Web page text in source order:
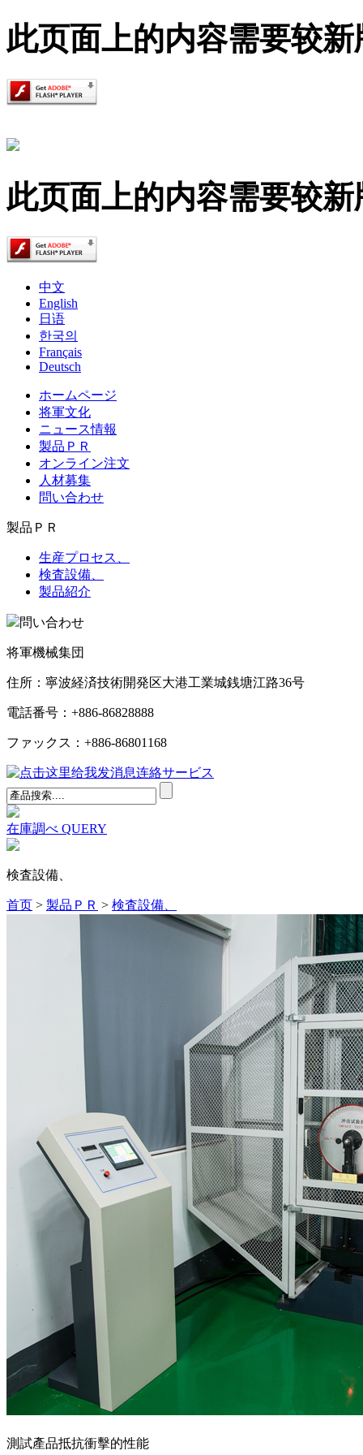
此页面上的内容需要较
此页面上的内容需要较
中文
English
日语
한국의
Français
Deutsch
ホームページ
将軍文化
ニュース情報
製品ＰＲ
オンライン注文
人材募集
問い合わせ
製品ＰＲ
生産プロセス、
検査設備、
製品紹介
問い合わせ
将軍機械集団
住所：寧波経済技術開発区大港工業城銭塘江路36号
電話番号：+886-86828888
ファックス：+886-86801168
连絡サービス
在庫調べ QUERY
検査設備、
首页 > 製品ＰＲ > 検査設備、
測試產品抵抗衝擊的性能